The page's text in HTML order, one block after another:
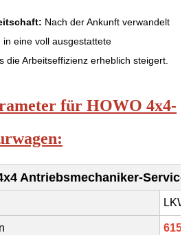
Nach der Ankunft verwandelt
eine voll ausgestattete
die Arbeitseffizienz erheblich steigert.
für HOWO 4x4-
:
Antriebsmechaniker-
6150